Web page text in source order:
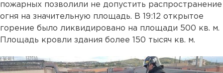
пожарных позволили не допустить распространение
огня на значительную площадь. В 19:12 открытое
горение было ликвидировано на площади 500 кв. м.
Площадь кровли здания более 150 тысяч кв. м.